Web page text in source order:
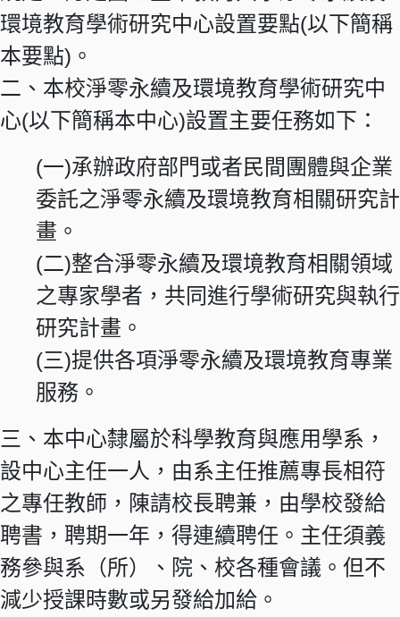
環境教育學術研究中心設置要點(以下簡稱
本要點)。
二、本校淨零永續及環境教育學術研究中
心(以下簡稱本中心)設置主要任務如下：
(一)承辦政府部門或者民間團體與企業
委託之淨零永續及環境教育相關研究計
畫。
(二)整合淨零永續及環境教育相關領域
之專家學者，共同進行學術研究與執行
研究計畫。
(三)提供各項淨零永續及環境教育專業
服務。
三、本中心隸屬於科學教育與應用學系，
設中心主任一人，由系主任推薦專長相符
之專任教師，陳請校長聘兼，由學校發給
聘書，聘期一年，得連續聘任。主任須義
務參與系（所）、院、校各種會議。但不
減少授課時數或另發給加給。